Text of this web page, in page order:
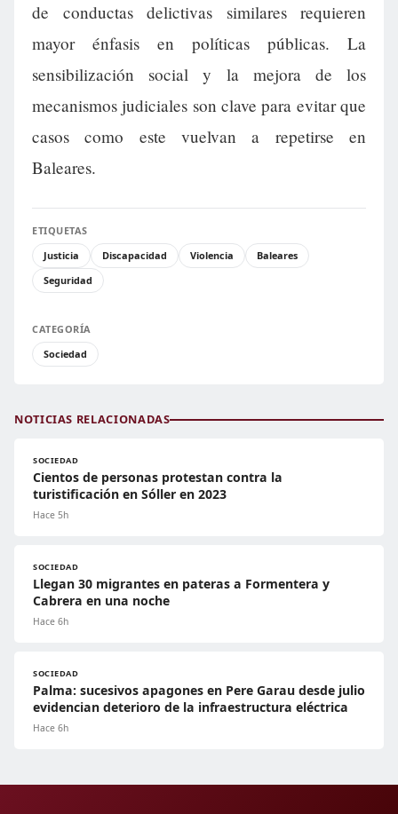
de conductas delictivas similares requieren
mayor énfasis en políticas públicas. La
sensibilización social y la mejora de los
mecanismos judiciales son clave para evitar que
casos como este vuelvan a repetirse en
Baleares.
ETIQUETAS
Justicia
Discapacidad Violencia
Baleares
Seguridad
CATEGORÍA
Sociedad
NOTICIAS RELACIONADAS
SOCIEDAD
Cientos de personas protestan contra la
turistificación en Sóller en 2023
Hace 5h
SOCIEDAD
Llegan 30 migrantes en pateras a Formentera y
Cabrera en una noche
Hace 6h
SOCIEDAD
Palma: sucesivos apagones en Pere Garau desde julio
evidencian deterioro de la infraestructura eléctrica
Hace 6h